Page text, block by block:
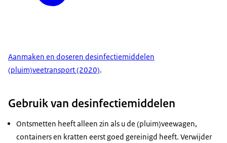
Aanmaken en doseren desinfectiemiddelen
(pluim)veetransport (2020).
Gebruik van desinfectiemiddelen
Ontsmetten heeft alleen zin als u de (pluim)veewagen,
containers en kratten eerst goed gereinigd heeft. Verwijder